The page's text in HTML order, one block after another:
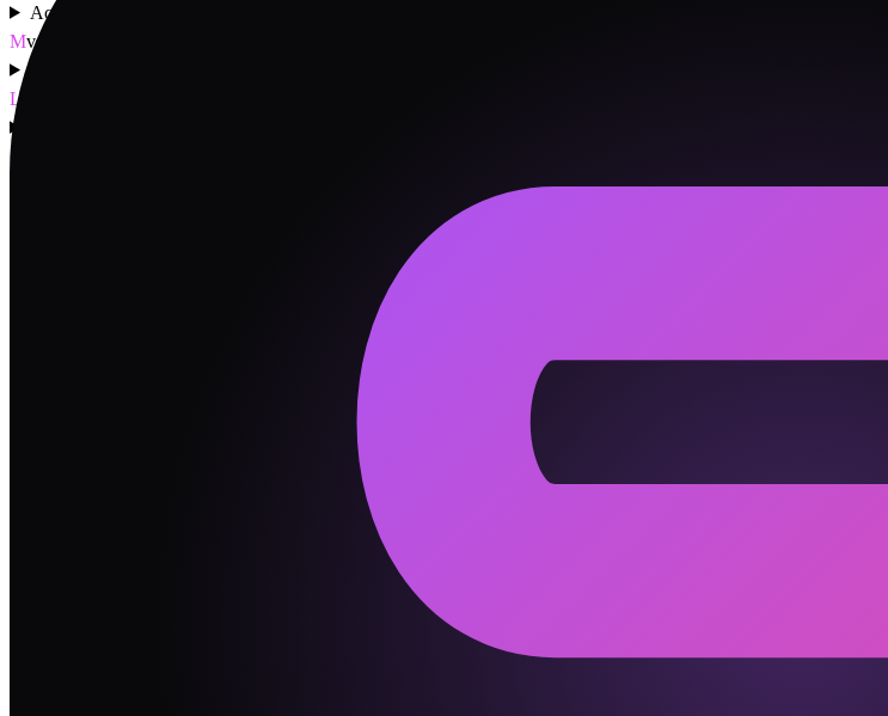
Ac1
Mvs
L
M
矫情王 是"说爱要大声"型，戏精 是"爱在心里口难开"型。矫情王：别把沉默当冷暴力；戏精：
吵架时用"我感觉……"而不是"你总是……"开头。这一条听着老套，但对 矫情王 和 戏精 这个组合